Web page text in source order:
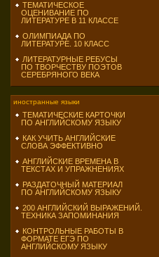
ТЕМАТИЧЕСКОЕ
ОЦЕНИВАНИЕ ПО
ЛИТЕРАТУРЕ В 11 КЛАССЕ
ОЛИМПИАДА ПО
ЛИТЕРАТУРЕ. 10 КЛАСС
ЛИТЕРАТУРНЫЕ РЕБУСЫ
ПО ТВОРЧЕСТВУ ПОЭТОВ
СЕРЕБРЯНОГО ВЕКА
иностранные языки
ТЕМАТИЧЕСКИЕ КАРТОЧКИ
ПО АНГЛИЙСКОМУ ЯЗЫКУ
КАК УЧИТЬ АНГЛИЙСКИЕ
СЛОВА ЭФФЕКТИВНО
АНГЛИЙСКИЕ ВРЕМЕНА В
ТЕКСТАХ И УПРАЖНЕНИЯХ
РАЗДАТОЧНЫЙ МАТЕРИАЛ
ПО АНГЛИЙСКОМУ ЯЗЫКУ
200 АНГЛИЙСКИЙ ВЫРАЖЕНИЙ.
ТЕХНИКА ЗАПОМИНАНИЯ
КОНТРОЛЬНЫЕ РАБОТЫ В
ФОРМАТЕ ЕГЭ ПО
АНГЛИЙСКОМУ ЯЗЫКУ